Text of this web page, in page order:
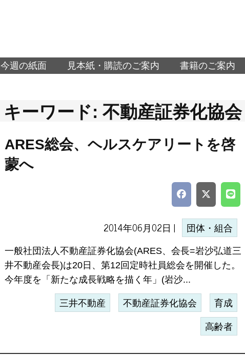
今週の紙面 見本紙・購読のご案内 書籍のご案内
キーワード: 不動産証券化協会
ARES総会、ヘルスケアリートを啓
蒙へ
2014年06月02日 | 団体・組合
一般社団法人不動産証券化協会(ARES、会長=岩沙弘道三
井不動産会長)は20日、第12回定時社員総会を開催した。
今年度を「新たな成長戦略を描く年」(岩沙...
三井不動産 不動産証券化協会 育成
高齢者